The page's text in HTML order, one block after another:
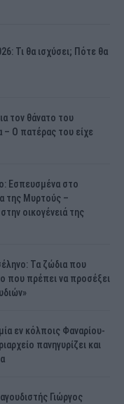
Τι θα ισχύσει; Πότε θα
τον θάνατο του
– Ο πατέρας του είχε
Εσπευσμένα στο
της Μυρτούς –
οικογένειά της
Τα ζώδια που
που πρέπει να προσέξει
εν κόλποις Φαναρίου-
πανηγυρίζει και
Γιώργος